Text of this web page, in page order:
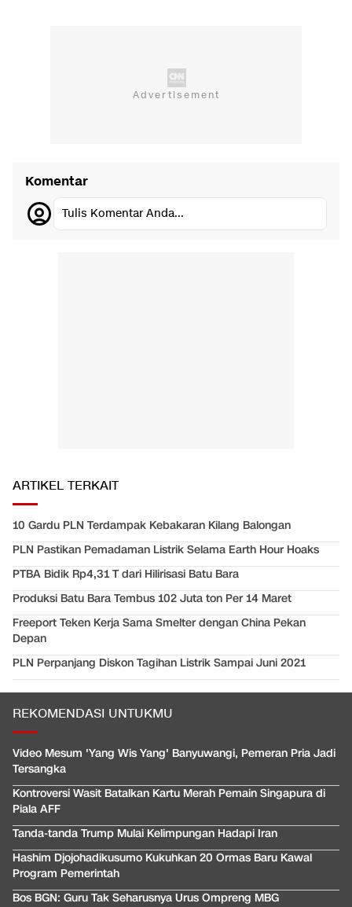
Komentar
Tulis Komentar Anda...
ARTIKEL TERKAIT
10 Gardu PLN Terdampak Kebakaran Kilang Balongan
PLN Pastikan Pemadaman Listrik Selama Earth Hour Hoaks
PTBA Bidik Rp4,31 T dari Hilirisasi Batu Bara
Produksi Batu Bara Tembus 102 Juta ton Per 14 Maret
Freeport Teken Kerja Sama Smelter dengan China Pekan
Depan
PLN Perpanjang Diskon Tagihan Listrik Sampai Juni 2021
REKOMENDASI UNTUKMU
Video Mesum 'Yang Wis Yang' Banyuwangi, Pemeran Pria Jadi
Tersangka
Kontroversi Wasit Batalkan Kartu Merah Pemain Singapura di
Piala AFF
Tanda-tanda Trump Mulai Kelimpungan Hadapi Iran
Hashim Djojohadikusumo Kukuhkan 20 Ormas Baru Kawal
Program Pemerintah
Bos BGN: Guru Tak Seharusnya Urus Ompreng MBG